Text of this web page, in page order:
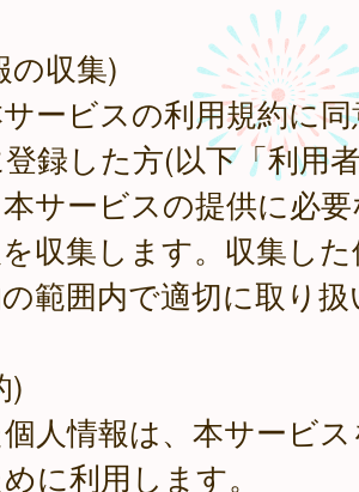
の収集)
ービスの利用規約に
録した方(以下「利用
サービスの提供に必
収集します。収集し
範囲内で適切に取り
)
人情報は、本サービ
に利用します。